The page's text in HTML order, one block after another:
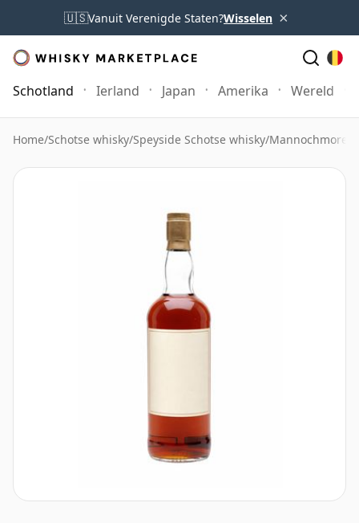
🇺🇸Vanuit Verenigde Staten?Wisselen ×
Schotland Ierland Japan Amerika Wereld
Home/Schotse whisky/Speyside Schotse whisky/Mannochmore